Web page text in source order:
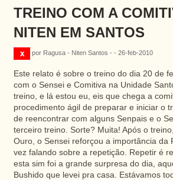
TREINO COM A
NITEN EM SANTOS
por Ragusa - Niten Santos - - 26-feb-2010
Este relato é sobre o treino do dia 20 de
com o Sensei e Comitiva na Unidade
treino, e lá estou eu, eis que chega a
procedimento ágil de preparar e iniciar o
de reencontrar com alguns Senpais e o
terceiro treino. Sorte? Muita! Após o
Ouro, o Sensei reforçou a importância da
vez falando sobre a repetição. Repetir é
esta sim foi a grande surpresa do dia,
Bushido que levei pra casa. Estávamos